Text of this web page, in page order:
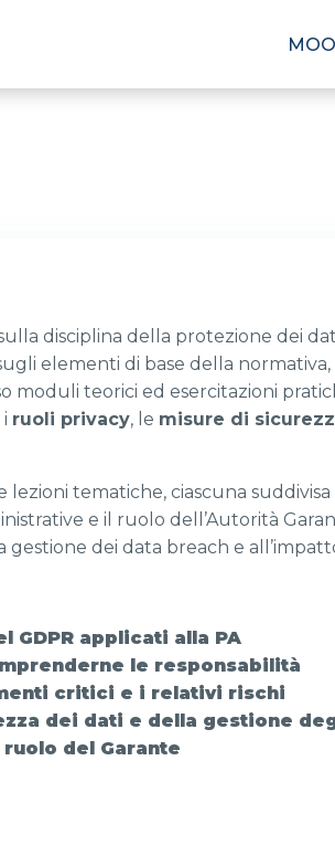
disciplina della protezione dei
elementi di base della
moduli teorici ed esercitazioni
i ruoli privacy, le misure di
tematiche, ciascuna
e il ruolo dell’Autorità
dei data breach e
applicati alla PA
le responsabilità
critici e i relativi rischi
dei dati e della gestione
del Garante